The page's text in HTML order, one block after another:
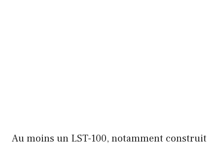
Au moins un LST-100, notamment construit